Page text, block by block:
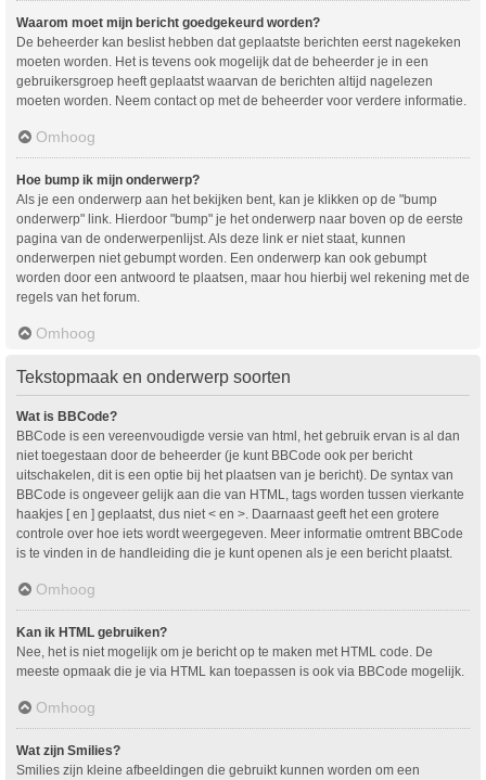
Waarom moet mijn bericht goedgekeurd worden?
De beheerder kan beslist hebben dat geplaatste berichten eerst nagekeken
moeten worden. Het is tevens ook mogelijk dat de beheerder je in een
gebruikersgroep heeft geplaatst waarvan de berichten altijd nagelezen
moeten worden. Neem contact op met de beheerder voor verdere informatie.
Omhoog
Hoe bump ik mijn onderwerp?
Als je een onderwerp aan het bekijken bent, kan je klikken op de "bump
onderwerp" link. Hierdoor "bump" je het onderwerp naar boven op de eerste
pagina van de onderwerpenlijst. Als deze link er niet staat, kunnen
onderwerpen niet gebumpt worden. Een onderwerp kan ook gebumpt
worden door een antwoord te plaatsen, maar hou hierbij wel rekening met de
regels van het forum.
Omhoog
Tekstopmaak en onderwerp soorten
Wat is BBCode?
BBCode is een vereenvoudigde versie van html, het gebruik ervan is al dan
niet toegestaan door de beheerder (je kunt BBCode ook per bericht
uitschakelen, dit is een optie bij het plaatsen van je bericht). De syntax van
BBCode is ongeveer gelijk aan die van HTML, tags worden tussen vierkante
haakjes [ en ] geplaatst, dus niet < en >. Daarnaast geeft het een grotere
controle over hoe iets wordt weergegeven. Meer informatie omtrent BBCode
is te vinden in de handleiding die je kunt openen als je een bericht plaatst.
Omhoog
Kan ik HTML gebruiken?
Nee, het is niet mogelijk om je bericht op te maken met HTML code. De
meeste opmaak die je via HTML kan toepassen is ook via BBCode mogelijk.
Omhoog
Wat zijn Smilies?
Smilies zijn kleine afbeeldingen die gebruikt kunnen worden om een